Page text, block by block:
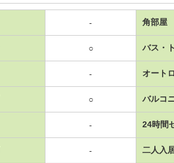
- 角部屋
○ バス・
- オート
○ バルコ
- 24時間
- 二人入